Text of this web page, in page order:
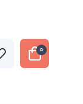
0